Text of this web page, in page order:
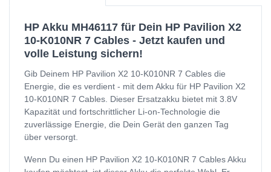
HP Akku MH46117 für Dein HP Pavilion X2
10-K010NR 7 Cables - Jetzt kaufen und
volle Leistung sichern!
Gib Deinem HP Pavilion X2 10-K010NR 7 Cables die
Energie, die es verdient - mit dem Akku für HP Pavilion X2
10-K010NR 7 Cables. Dieser Ersatzakku bietet mit 3.8V
Kapazität und fortschrittlicher Li-on-Technologie die
zuverlässige Energie, die Dein Gerät den ganzen Tag
über versorgt.
Wenn Du einen HP Pavilion X2 10-K010NR 7 Cables Akku